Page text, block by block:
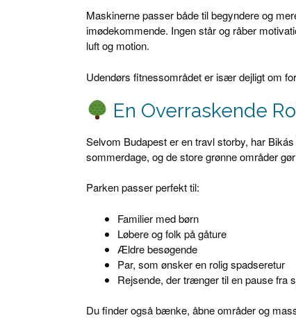
Maskinerne passer både til begyndere og
imødekommende. Ingen står og råber
luft og motion.
Udendørs fitnessområdet er især dejligt om
En Overraskende
Selvom Budapest er en travl storby, har
sommerdage, og de store grønne områder
Parken passer perfekt til:
Familier med børn
Løbere og folk på gåture
Ældre besøgende
Par, som ønsker en rolig spadseretur
Rejsende, der trænger til en pause fra
Du finder også bænke, åbne områder og